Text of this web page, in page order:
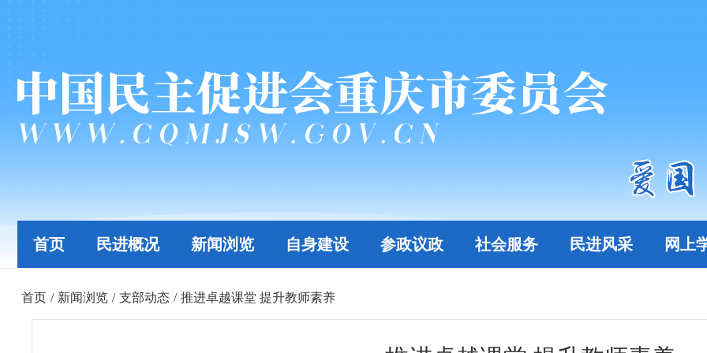
首页 民进概况 新闻浏览 自身建设 参政议政 社会服务 民进风采 网上
首页 / 新闻浏览 / 支部动态 / 推进卓越课堂 提升教师素养